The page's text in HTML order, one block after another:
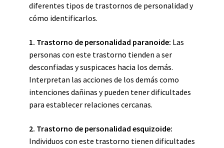
diferentes tipos de trastornos de personalidad y
cómo identificarlos.
1. Trastorno de personalidad paranoide: Las
personas con este trastorno tienden a ser
desconfiadas y suspicaces hacia los demás.
Interpretan las acciones de los demás como
intenciones dañinas y pueden tener dificultades
para establecer relaciones cercanas.
2. Trastorno de personalidad esquizoide:
Individuos con este trastorno tienen dificultades